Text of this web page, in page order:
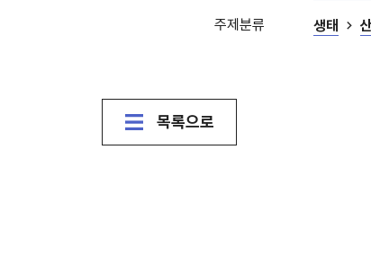
주제분류 생태
목록으로